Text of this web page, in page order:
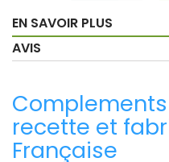
EN SAVOIR PLUS
AVIS
recette et
Française